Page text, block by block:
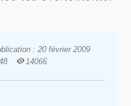
: 20 février 2009
14066